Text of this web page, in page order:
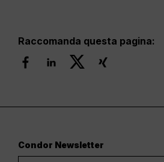
Raccomanda questa pagina:
Condor Newsletter